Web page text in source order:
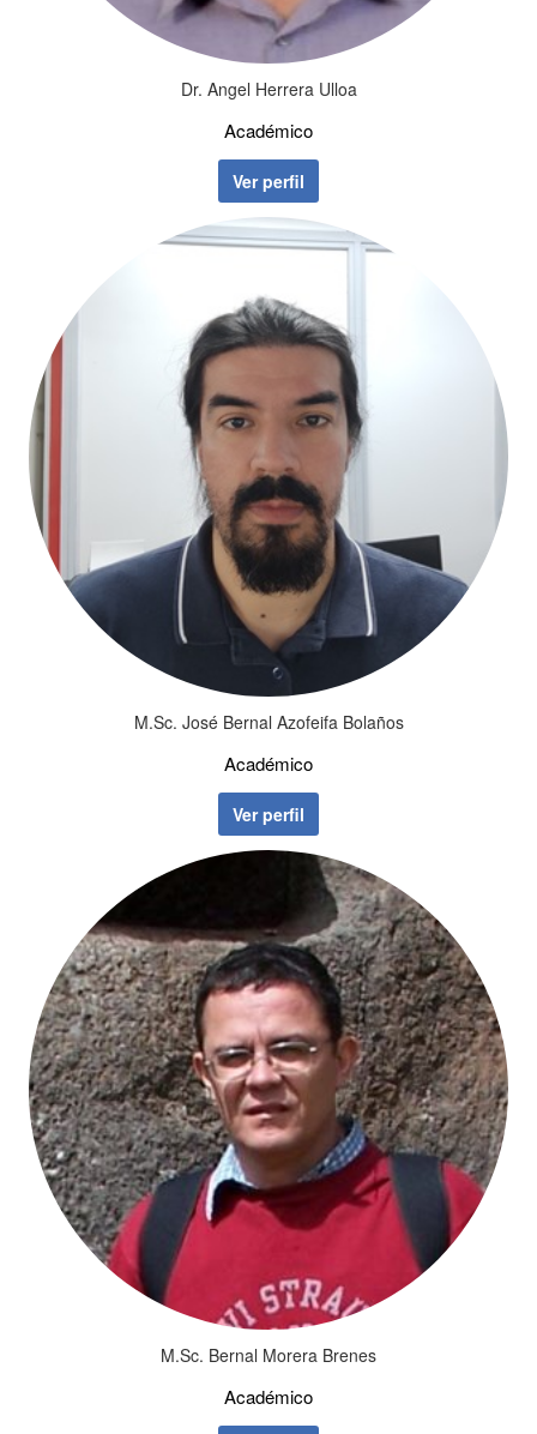
Dr. Angel Herrera Ulloa
Académico
Ver perfil
M.Sc. José Bernal Azofeifa Bolaños
Académico
Ver perfil
M.Sc. Bernal Morera Brenes
Académico